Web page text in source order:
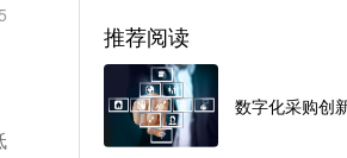
推荐阅读
数字化采购创